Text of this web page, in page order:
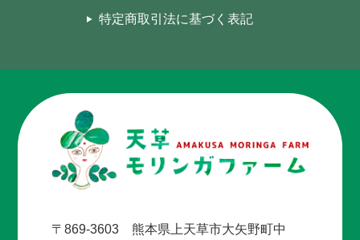
特定商取引法に基づく表記
〒869-3603 熊本県上天草市大矢野町中